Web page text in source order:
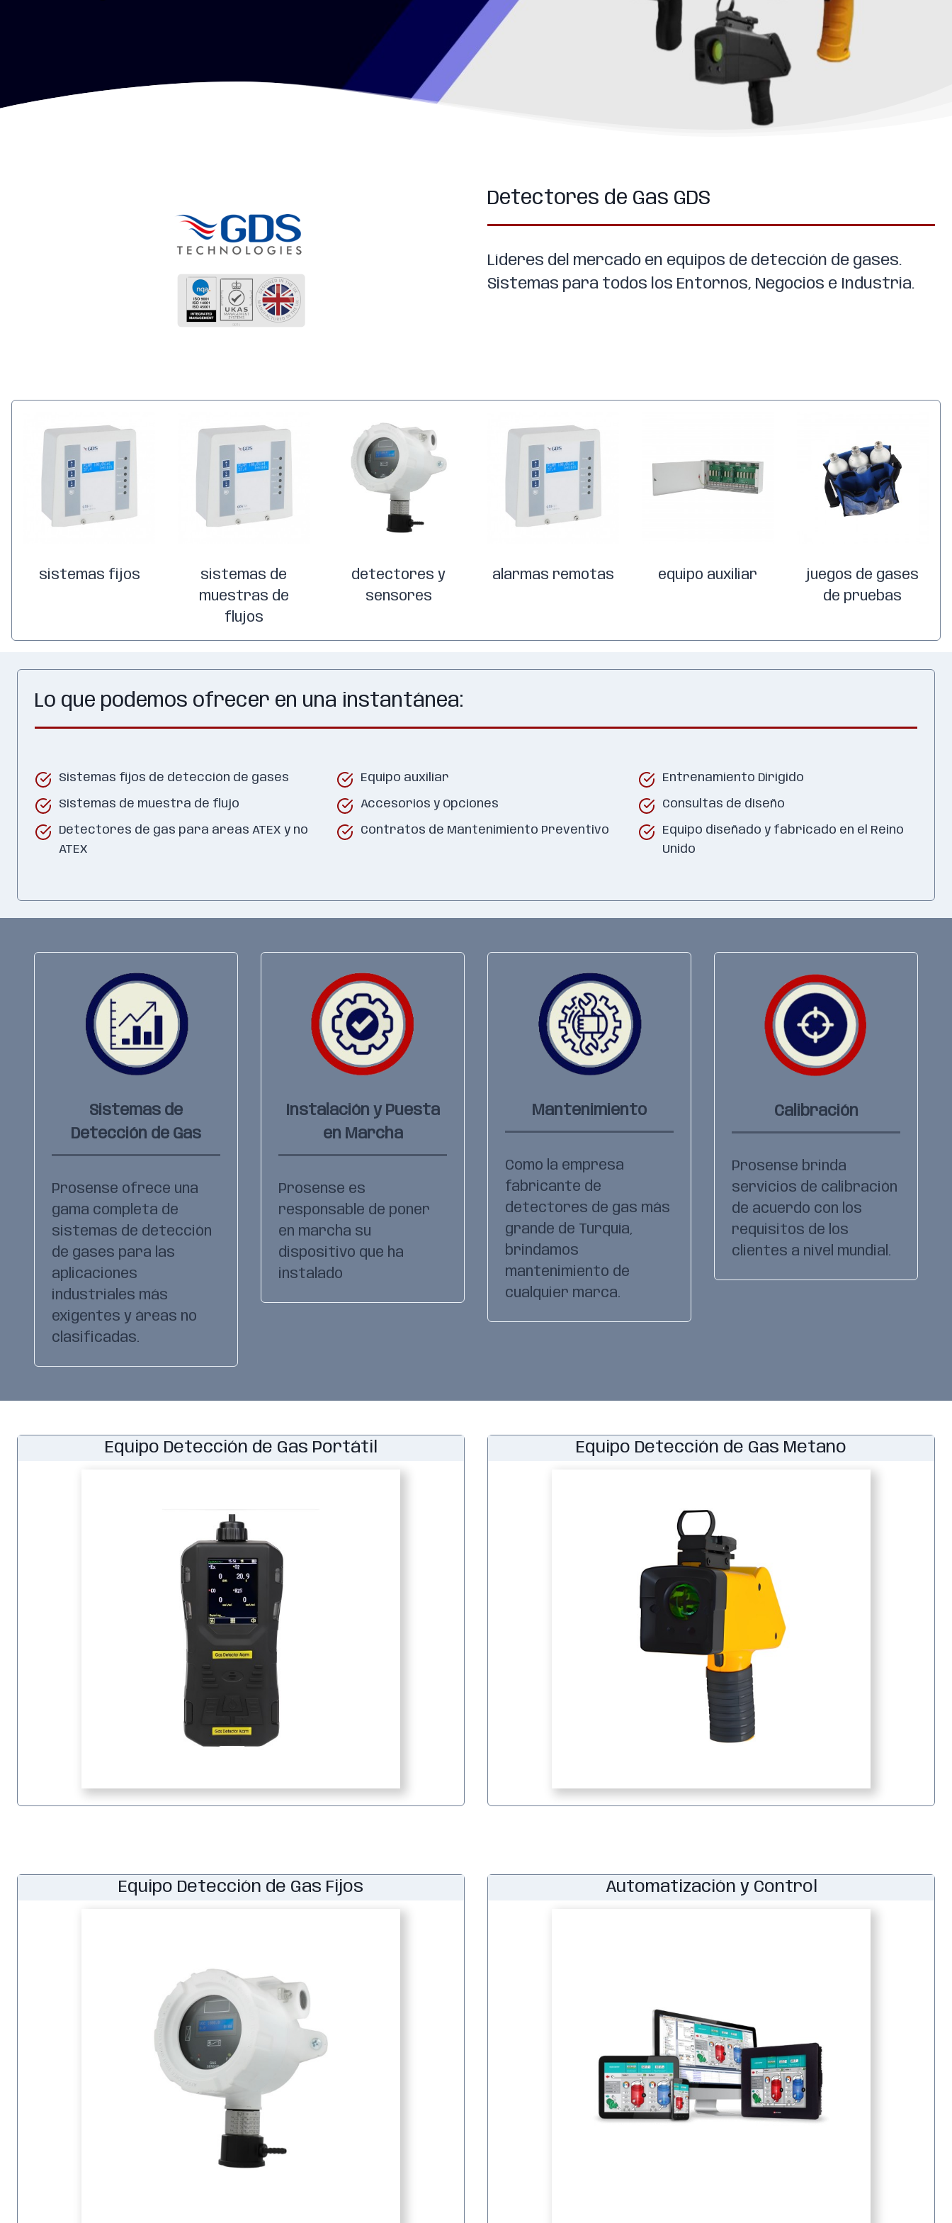
Detectores de Gas GDS
Líderes del mercado en equipos de detección de gases.
Sistemas para todos los Entornos, Negocios e Industria.
sistemas fijos
sistemas de
muestras de
flujos
detectores y
sensores
alarmas remotas equipo auxiliar
juegos de gases
de pruebas
Lo que podemos ofrecer en una instantánea:
Sistemas fijos de detección de gases
Sistemas de muestra de flujo
Detectores de gas para áreas ATEX y no
ATEX
Equipo auxiliar
Accesorios y Opciones
Contratos de Mantenimiento Preventivo
Entrenamiento Dirigido
Consultas de diseño
Equipo diseñado y fabricado en el Reino
Unido
Sistemas de
Detección de Gas
Prosense ofrece una
gama completa de
sistemas de detección
de gases para las
aplicaciones
industriales más
exigentes y áreas no
clasificadas.
Instalación y Puesta
en Marcha
Prosense es
responsable de poner
en marcha su
dispositivo que ha
instalado
Mantenimiento
Como la empresa
fabricante de
detectores de gas más
grande de Turquía,
brindamos
mantenimiento de
cualquier marca.
Calibración
Prosense brinda
servicios de calibración
de acuerdo con los
requisitos de los
clientes a nivel mundial.
Equipo Detección de Gas Portátil Equipo Detección de Gas Metano
Equipo Detección de Gas Fijos Automatización y Control